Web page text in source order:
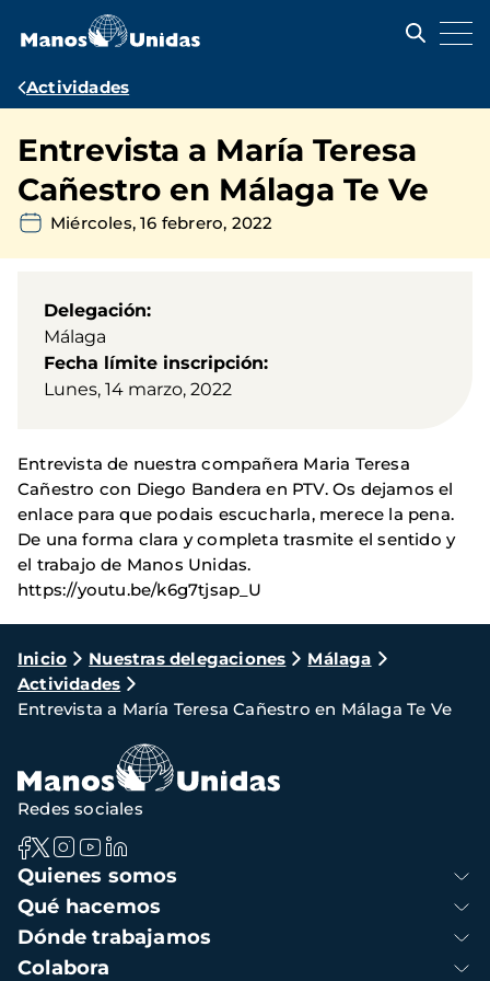
contenido
Ruta
navegación
Actividades
Entrevista a María Teresa
Cañestro en Málaga Te Ve
Miércoles, 16 febrero, 2022
Delegación
Málaga
Fecha límite inscripción
Lunes, 14 marzo, 2022
Entrevista de nuestra compañera Maria Teresa
Cañestro con Diego Bandera en PTV. Os dejamos el
enlace para que podais escucharla, merece la pena.
De una forma clara y completa trasmite el sentido y
el trabajo de Manos Unidas.
https://youtu.be/k6g7tjsap_U
Ruta
de
navegación
Inicio Nuestras delegaciones
Málaga
Actividades
Entrevista a María Teresa Cañestro en Málaga Te Ve
Navegación
principal
Quienes somos
Qué hacemos
Dónde trabajamos
Colabora
Redes sociales